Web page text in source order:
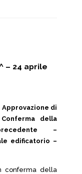
– 24 aprile
Approvazione di
della
–
edificatorio –
conferma della